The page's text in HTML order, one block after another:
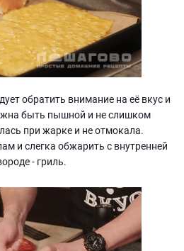
обратить внимание на её вкус и
быть пышной и не слишком
при жарке и не отмокала.
и слегка обжарить с внутренней
- гриль.